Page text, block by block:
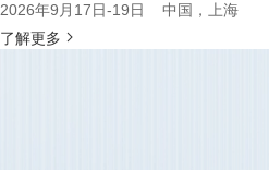
2026年9月17日-19日 中国，上海
了解更多